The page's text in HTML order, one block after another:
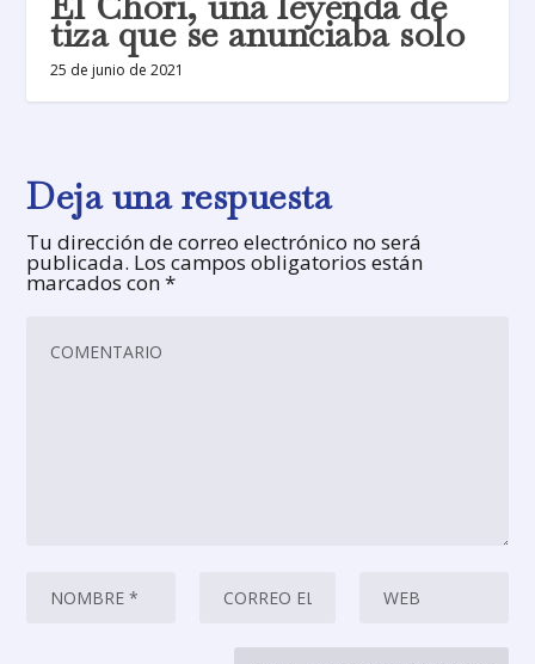
tiza que se anunciaba solo
25 de junio de 2021
Deja una respuesta
Tu dirección de correo electrónico no será
publicada. Los campos obligatorios están
marcados con*